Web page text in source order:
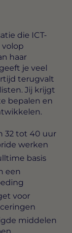
die ICT-
haar
je veel
terugvalt
Jij krijgt
bepalen en
32 tot 40 uur
werken
basis
een
voor
middelen